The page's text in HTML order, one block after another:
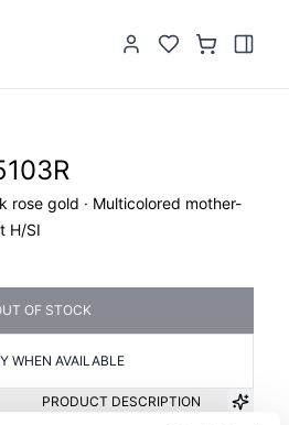
rose gold · Multicolored mother-
H/SI
OF STOCK
WHEN AVAILABLE
PRODUCT DESCRIPTION